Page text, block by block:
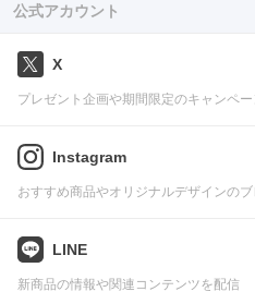
公式アカウント
X
プレゼント企画や期間限定のキャンペ
Instagram
おすすめ商品やオリジナルデザインの
LINE
新商品の情報や関連コンテンツを配信